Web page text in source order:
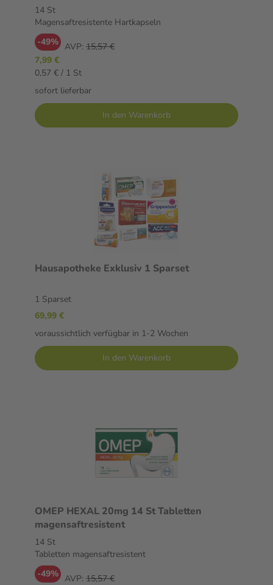
14 St
Magensaftresistente Hartkapseln
-49% AVP: 15,57 €
7,99 €
0,57 € / 1 St
sofort lieferbar
In den Warenkorb
Hausapotheke Exklusiv 1 Sparset
1 Sparset
69,99 €
voraussichtlich verfügbar in 1-2 Wochen
In den Warenkorb
OMEP HEXAL 20mg 14 St Tabletten
magensaftresistent
14 St
Tabletten magensaftresistent
-49% AVP: 15,57 €